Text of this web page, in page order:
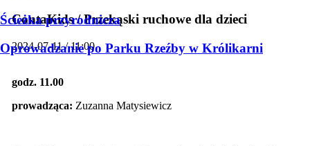
Ścieżka przyrodnicza
Oprowadzanie po Parku Rzeźby w Królikarni
ContaKids / Przekąski ruchowe dla dzieci
2024-07-11 / 11:00
godz. 11.00
prowadząca: Zuzanna Matysiewicz